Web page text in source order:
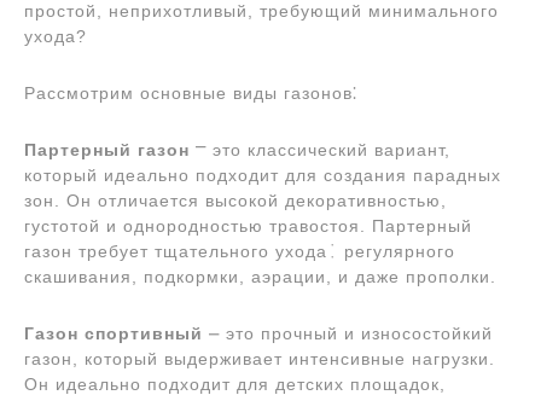
простой, неприхотливый, требующий минимального
ухода?
Рассмотрим основные виды газонов⁚
Партерный газон ⎻ это классический вариант,
который идеально подходит для создания парадных
зон. Он отличается высокой декоративностью,
густотой и однородностью травостоя. Партерный
газон требует тщательного ухода⁚ регулярного
скашивания, подкормки, аэрации, и даже прополки.
Газон спортивный ⎼ это прочный и износостойкий
газон, который выдерживает интенсивные нагрузки.
Он идеально подходит для детских площадок,